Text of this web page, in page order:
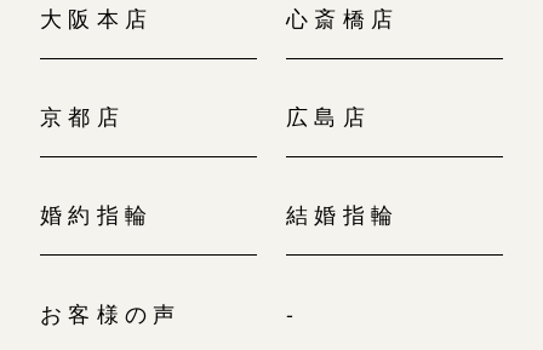
大阪本店 心斎橋店
京都店 広島店
婚約指輪 結婚指輪
お客様の声 -